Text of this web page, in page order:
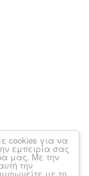
cookies για να
εμπειρία σας
μας. Με την
την
με τη